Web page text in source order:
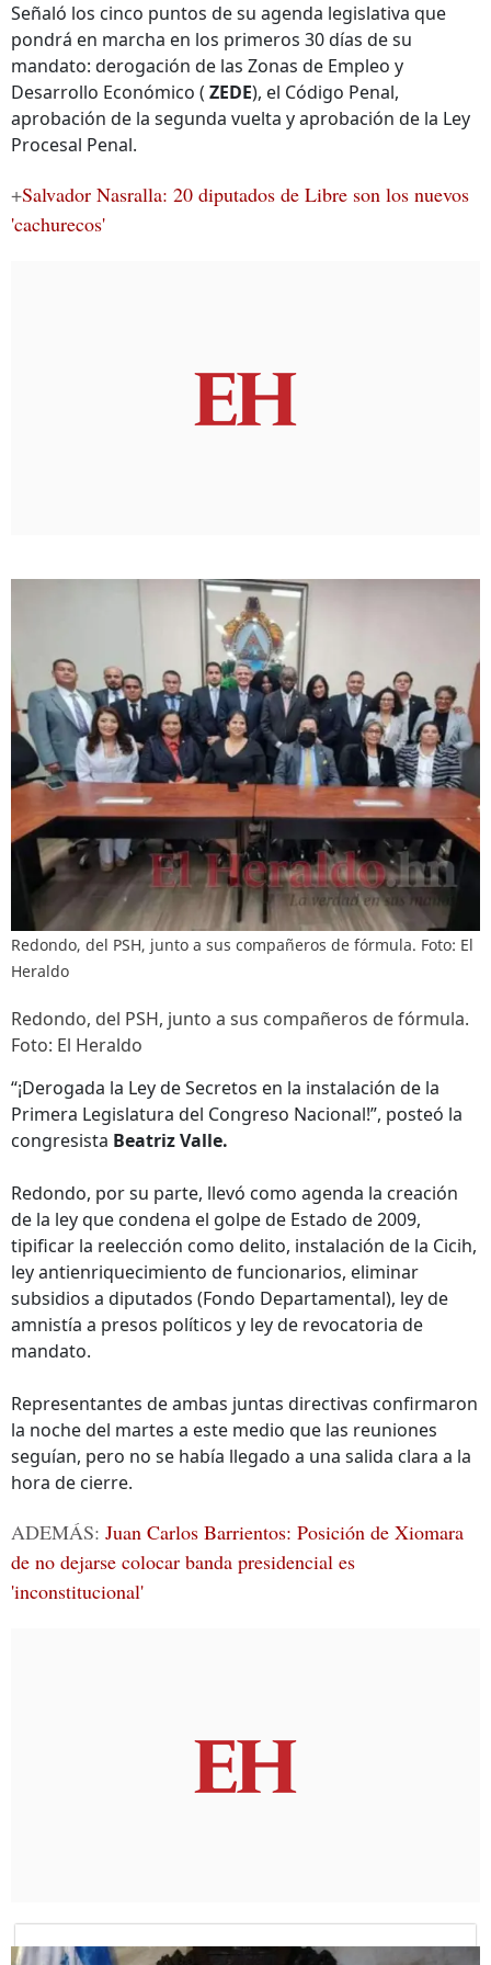
Señaló los cinco puntos de su agenda legislativa que
pondrá en marcha en los primeros 30 días de su
mandato: derogación de las Zonas de Empleo y
Desarrollo Económico ( ZEDE), el Código Penal,
aprobación de la segunda vuelta y aprobación de la Ley
Procesal Penal.
+Salvador Nasralla: 20 diputados de Libre son los nuevos
'cachurecos'
Redondo, del PSH, junto a sus compañeros de fórmula. Foto: El
Heraldo
Redondo, del PSH, junto a sus compañeros de fórmula.
Foto: El Heraldo
“¡Derogada la Ley de Secretos en la instalación de la
Primera Legislatura del Congreso Nacional!”, posteó la
congresista Beatriz Valle.
Redondo, por su parte, llevó como agenda la creación
de la ley que condena el golpe de Estado de 2009,
tipificar la reelección como delito, instalación de la Cicih,
ley antienriquecimiento de funcionarios, eliminar
subsidios a diputados (Fondo Departamental), ley de
amnistía a presos políticos y ley de revocatoria de
mandato.
Representantes de ambas juntas directivas confirmaron
la noche del martes a este medio que las reuniones
seguían, pero no se había llegado a una salida clara a la
hora de cierre.
ADEMÁS: Juan Carlos Barrientos: Posición de Xiomara
de no dejarse colocar banda presidencial es
'inconstitucional'